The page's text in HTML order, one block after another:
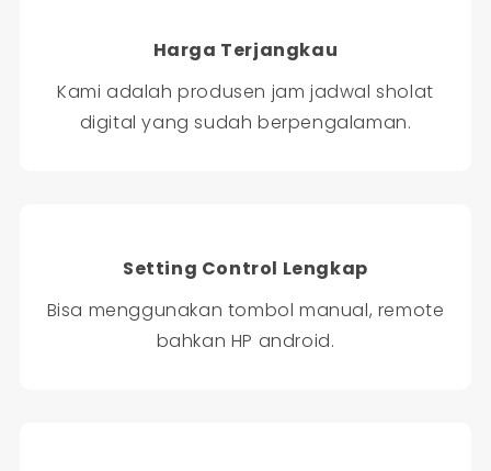
Harga Terjangkau
Kami adalah produsen jam jadwal sholat
digital yang sudah berpengalaman.
Setting Control Lengkap
Bisa menggunakan tombol manual, remote
bahkan HP android.